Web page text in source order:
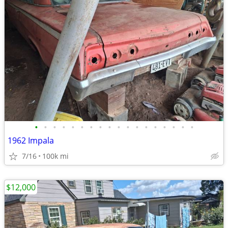
• • • • • • • • • • • • • • • • • •
1962 Impala
7/16 100k mi
$12,000